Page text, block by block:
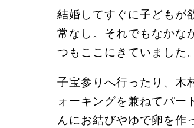
結婚してすぐに子どもが
常なし。それでもなかな
つもここにきていました。
子宝参りへ行ったり、木
ォーキングを兼ねてパー
んにお結びやゆで卵を作